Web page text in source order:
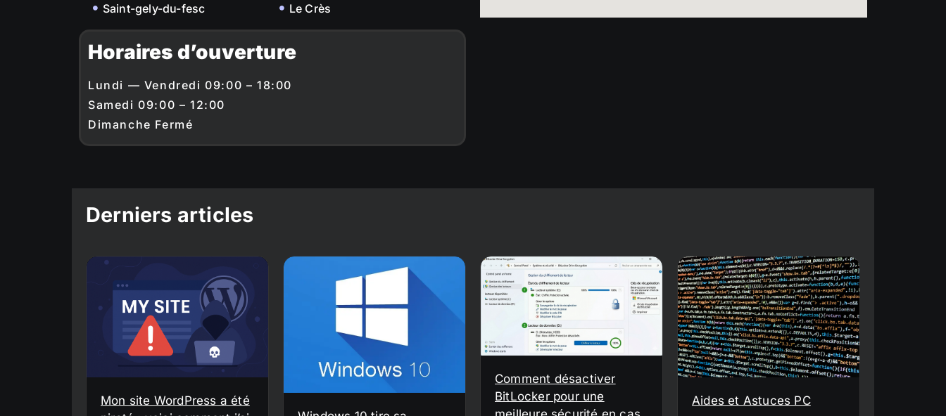
Saint-gely-du-fesc
Le Crès
Horaires d’ouverture
Lundi — Vendredi 09:00 – 18:00
Samedi 09:00 – 12:00
Dimanche Fermé
Derniers articles
Mon site WordPress a été
Comment désactiver
BitLocker pour une
Aides et Astuces PC